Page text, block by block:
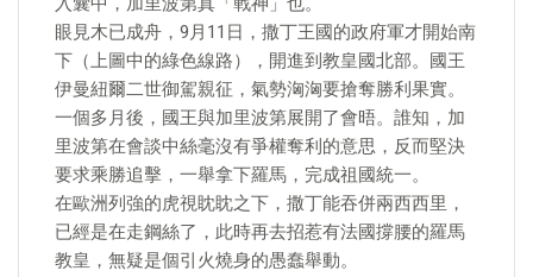
眼見木已成舟，9月11日，撒丁王國的政府軍才開始南
下（上圖中的綠色線路），開進到教皇國北部。國王
伊曼紐爾二世御駕親征，氣勢洶洶要搶奪勝利果實。
一個多月後，國王與加里波第展開了會晤。誰知，加
里波第在會談中絲毫沒有爭權奪利的意思，反而堅決
要求乘勝追擊，一舉拿下羅馬，完成祖國統一。
在歐洲列強的虎視眈眈之下，撒丁能吞併兩西西里，
已經是在走鋼絲了，此時再去招惹有法國撐腰的羅馬
教皇，無疑是個引火燒身的愚蠢舉動。